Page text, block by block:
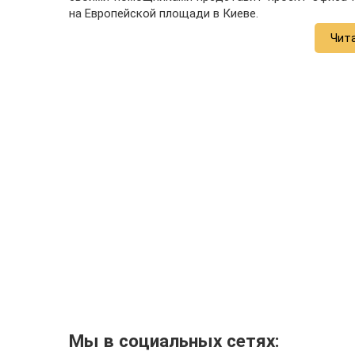
на Европейской площади в Киеве.
Мы в социальных сетях: